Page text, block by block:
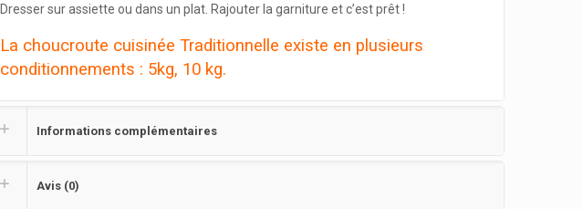
Dresser sur assiette ou dans un plat. Rajouter la garniture et c’est prêt !
La choucroute cuisinée Traditionnelle existe en plusieurs
conditionnements : 5kg, 10 kg.
Informations complémentaires
Avis (0)